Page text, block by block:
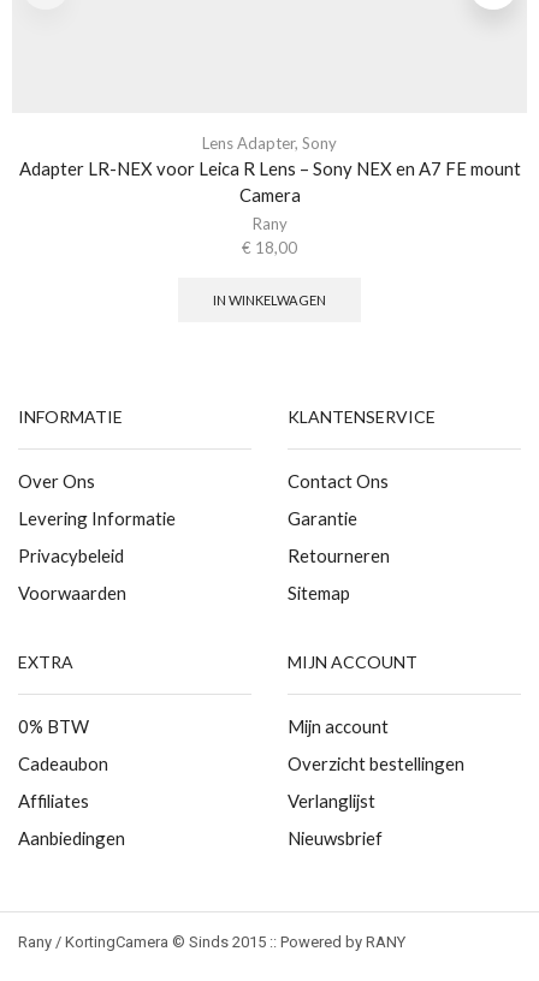
Lens Adapter, Sony
Adapter LR-NEX voor Leica R Lens – Sony NEX en A7 FE mount
Camera
Rany
€ 18,00
IN WINKELWAGEN
INFORMATIE
Over Ons
Levering Informatie
Privacybeleid
Voorwaarden
KLANTENSERVICE
Contact Ons
Garantie
Retourneren
Sitemap
EXTRA
0% BTW
Cadeaubon
Affiliates
Aanbiedingen
MIJN ACCOUNT
Mijn account
Overzicht bestellingen
Verlanglijst
Nieuwsbrief
Rany / KortingCamera © Sinds 2015 :: Powered by RANY